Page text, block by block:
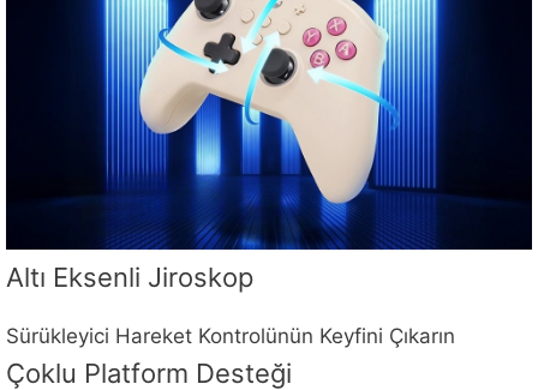
Altı Eksenli Jiroskop
Sürükleyici Hareket Kontrolünün Keyfini Çıkarın
Çoklu Platform Desteği